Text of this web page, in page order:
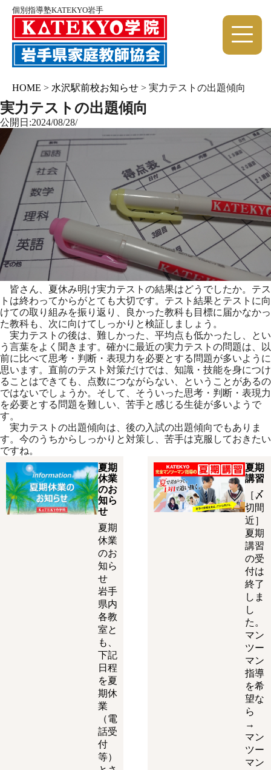
個別指導塾KATEKYO岩手
HOME > 水沢駅前校お知らせ > 実力テストの出題傾向
実力テストの出題傾向
公開日:2024/08/28/
皆さん、夏休み明け実力テストの結果はどうでしたか。テス
トは終わってからがとても大切です。テスト結果とテストに向
けての取り組みを振り返り、良かった教科も目標に届かなかっ
た教科も、次に向けてしっかりと検証しましょう。
実力テストの後は、難しかった、平均点も低かったし、とい
う言葉をよく聞きます。確かに最近の実力テストの問題は、以
前に比べて思考・判断・表現力を必要とする問題が多いように
思います。直前のテスト対策だけでは、知識・技能を身につけ
ることはできても、点数につながらない、ということがあるの
ではないでしょうか。そして、そういった思考・判断・表現力
を必要とする問題を難しい、苦手と感じる生徒が多いようで
す。
実力テストの出題傾向は、後の入試の出題傾向でもありま
す。今のうちからしっかりと対策し、苦手は克服しておきたい
ですね。
夏期
休業
のお
知ら
せ
夏期
休業
のお
知ら
せ
岩手
県内
各教
室と
も、
下記
日程
を夏
期休
業
（電
話受
付
等）
夏期
講習
［〆
切間
近］
夏期
講習
の受
付は
終了
しま
し
た。
マン
ツー
マン
指導
を希
望な
ら
→
マン
ツー
マン